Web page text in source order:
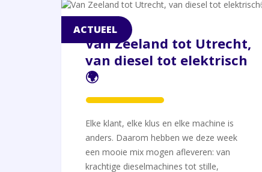
ACTUEEL
Van Zeeland tot Utrecht,
van diesel tot elektrisch
🌍
Elke klant, elke klus en elke machine is
anders. Daarom hebben we deze week
een mooie mix mogen afleveren: van
krachtige dieselmachines tot stille,